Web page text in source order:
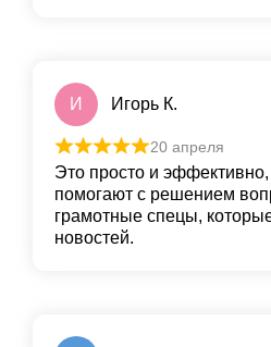
И Игорь К.
20 апреля
Это просто и
помогают с решением
грамотные спецы,
новостей.